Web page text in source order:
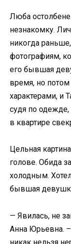
Люба
незнакомку.
никогда
фотографиям,
его бывшая
время, но
характерами, и
судя по
в квартире
Цельная
голове. Обида
холодным.
бывшая
— Явилась, не
Анна Юрьевна. –
никак нельзя